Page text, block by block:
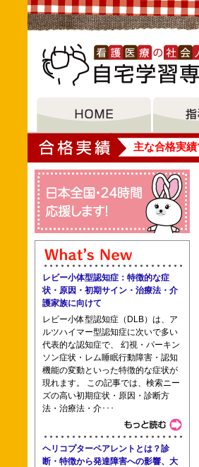
大垣女子短期大学 主な合格実績
東京都立府中看護専門学校 東京
助産師学校
佐世保市立看護専門学
まつかげ看護専門学校 湘南看護
島根県立大学別科助産学専攻 国
レビー小体型認知症：特徴的な症
状・原因・初期サイン・治療法・介
護家族に向けて
レビー小体型認知症（DLB）は、ア
ルツハイマー型認知症に次いで多い
代表的な認知症で、 幻視・パーキン
ソン症状・レム睡眠行動障害・認知
機能の変動といった特徴的な症状が
現れます。 この記事では、検索ニー
ズの高い初期症状・原因・診断方
法・治療法・介･･･
ヘリコプターペアレントとは？診
断・特徴から発達障害への影響、大